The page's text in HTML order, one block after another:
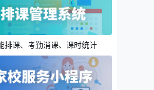
排课、考勤消课、课时统计